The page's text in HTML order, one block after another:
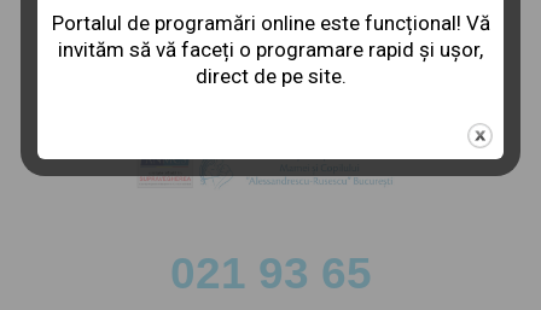
021 93 65
Portalul de programări online este funcțional! Vă
invităm să vă faceți o programare rapid și ușor,
direct de pe site.